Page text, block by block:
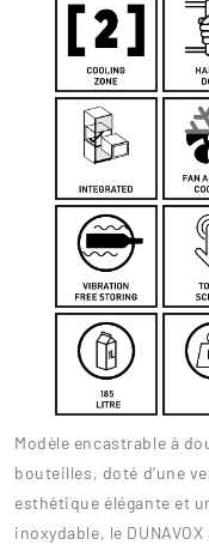
Modèle encastrable à
bouteilles, doté d’une
esthétique élégante et
inoxydable, le